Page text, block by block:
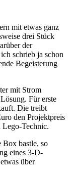
mit etwas ganz
drei Stück
der
schrieb ja schon
Begeisterung
mit Strom
Für erste
Die treibt
den Projektpreis
Lego-Technic.
Box bastle, so
eines 3-D-
über